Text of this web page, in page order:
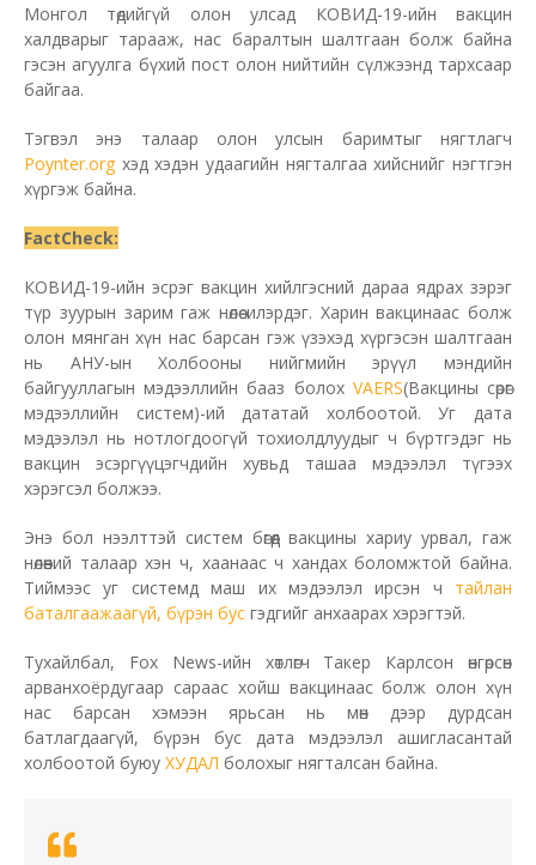
Монгол төдийгүй олон улсад КОВИД-19-ийн вакцин
халдварыг тарааж, нас баралтын шалтгаан болж байна
гэсэн агуулга бүхий пост олон нийтийн сүлжээнд тархсаар
байгаа.
Тэгвэл энэ талаар олон улсын баримтыг нягтлагч
Poynter.org хэд хэдэн удаагийн нягталгаа хийснийг нэгтгэн
хүргэж байна.
FactCheck:
КОВИД-19-ийн эсрэг вакцин хийлгэсний дараа ядрах зэрэг
түр зуурын зарим гаж нөлөө илэрдэг. Харин вакцинаас болж
олон мянган хүн нас барсан гэж үзэхэд хүргэсэн шалтгаан
нь АНУ-ын Холбооны нийгмийн эрүүл мэндийн
байгууллагын мэдээллийн бааз болох VAERS(Вакцины сөрөг
мэдээллийн систем)-ий дататай холбоотой. Уг дата
мэдээлэл нь нотлогдоогүй тохиолдлуудыг ч бүртгэдэг нь
вакцин эсэргүүцэгчдийн хувьд ташаа мэдээлэл түгээх
хэрэгсэл болжээ.
Энэ бол нээлттэй систем бөгөөд вакцины хариу урвал, гаж
нөлөөний талаар хэн ч, хаанаас ч хандах боломжтой байна.
Тиймээс уг системд маш их мэдээлэл ирсэн ч тайлан
баталгаажаагүй, бүрэн бус гэдгийг анхаарах хэрэгтэй.
Тухайлбал, Fox News-ийн хөтлөгч Такер Карлсон өнгөрсөн
арванхоёрдугаар сараас хойш вакцинаас болж олон хүн
нас барсан хэмээн ярьсан нь мөн дээр дурдсан
батлагдаагүй, бүрэн бус дата мэдээлэл ашигласантай
холбоотой буюу ХУДАЛ болохыг нягталсан байна.